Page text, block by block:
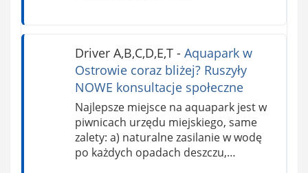
Driver A,B,C,D,E,T- Aquapark w
Ostrowie coraz bliżej? Ruszyły
NOWE konsultacje społeczne
Najlepsze miejsce na aquapark jest w
piwnicach urzędu miejskiego, same
zalety: a) naturalne zasilanie w wodę
po każdych opadach deszczu,…